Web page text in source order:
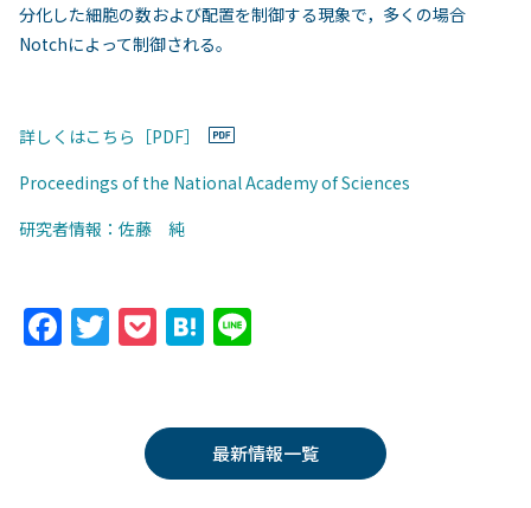
分化した細胞の数および配置を制御する現象で，多くの場合
Notchによって制御される。
詳しくはこちら［PDF］
Proceedings of the National Academy of Sciences
研究者情報：佐藤 純
F
a
T
w
er
P
o
k
et
H
at
n
a
最新情報一覧